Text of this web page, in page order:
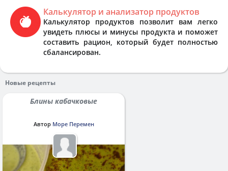
Калькулятор и анализатор продуктов
Калькулятор продуктов позволит вам легко
увидеть плюсы и минусы продукта и поможет
составить рацион, который будет полностью
сбалансирован.
Новые рецепты
Блины кабачковые
Автор Море Перемен